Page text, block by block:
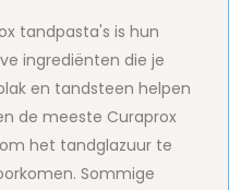
tandpasta's is hun
ingrediënten die je
en tandsteen helpen
de meeste Curaprox
het tandglazuur te
Sommige